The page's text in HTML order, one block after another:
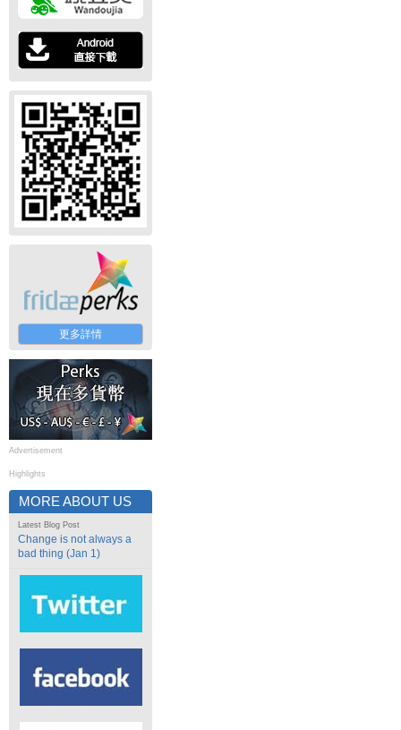
更多詳情
Advertisement
Highlights
MORE ABOUT US
Latest Blog Post
Change is not always a
bad thing (Jan 1)